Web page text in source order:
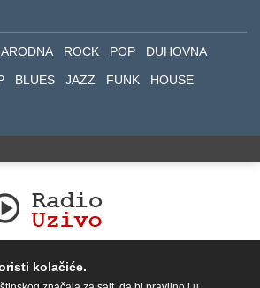
ROCK POP
DUHOVNA
BLUES JAZZ FUNK
HOUSE
kolačiće.